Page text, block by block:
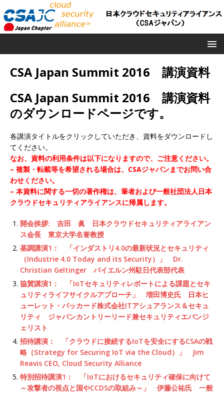
CSA Japan Summit 2016 講演資料
CSA Japan Summit 2016 講演資料
のダウンロードページです。
各講演タイトルをクリックしていただき、資料をダウンロードし
てください。
なお、資料の利用条件は以下になりますので、ご注意ください。
– 複製・転載等を希望される場合は、CSAジャパンまでお問い合
わせください。
– 本資料に関する一切の著作権は、筆者および一般社団法人日本
クラウドセキュリティアライアンスに帰属します。
開会挨拶: 吉田 眞 日本クラウドセキュリティアライアン
ス会長 東京大学名誉教授
基調講演1： 「インダストリ4.0の最新状況とセキュリティ
（Industrie 4.0 Today and its Security）」 Dr.
Christian Geltinger バイエルン州駐日代表部代表
協賛講演1： 「IoTセキュリティレポートによる課題とセキ
ュリティライフサイクルアプローチ」 増田博史氏 日本ヒ
ューレット・パッカード株式会社ITアシュアランス＆セキュ
リティ ジャパンカントリーリード兼セキュリティエバンジ
ェリスト
招待講演： 「クラウドに接続するIoTを安全にするCSAの戦
略（Strategy for Securing IoT via the Cloud）」 Jim
Reavis CEO, Cloud Security Alliance
特別招待講演1： 「IoTにおけるセキュリティ確保に向けて
～攻撃者の視点と国やCCDSの取組み～」 伊藤公祐氏 一般